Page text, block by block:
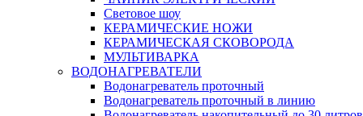
Световое шоу
КЕРАМИЧЕСКИЕ НОЖИ
КЕРАМИЧЕСКАЯ СКОВОРОДА
МУЛЬТИВАРКА
ВОДОНАГРЕВАТЕЛИ
Водонагреватель проточный
Водонагреватель проточный в линию